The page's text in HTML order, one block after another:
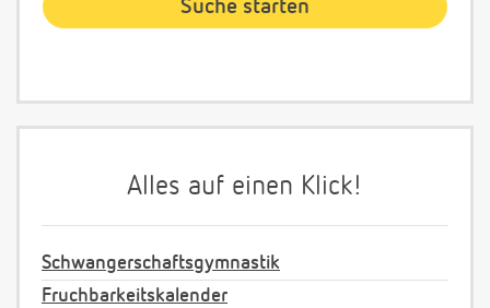
Alles auf einen Klick!
Schwangerschaftsgymnastik
Fruchbarkeitskalender